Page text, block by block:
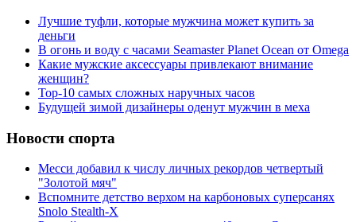
Лучшие туфли, которые мужчина может купить за
деньги
В огонь и воду с часами Seamaster Planet Ocean от Omega
Какие мужские аксессуары привлекают внимание
женщин?
Top-10 самых сложных наручных часов
Будущей зимой дизайнеры оденут мужчин в меха
Новости спорта
Месси добавил к числу личных рекордов четвертый
"Золотой мяч"
Вспомните детство верхом на карбоновых суперсанях
Snolo Stealth-X